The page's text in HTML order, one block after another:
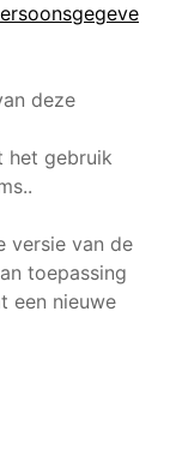
deze
het gebruik
versie van de
toepassing
een nieuwe